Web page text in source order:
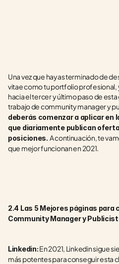
Una vez que hayas terminado de
vitae como tu portfolio profesional,
hacia el tercer y último paso de
trabajo de community manager y
deberás comenzar a aplicar
que diariamente publican
posiciones. A continuación, te
que mejor funcionan en 2021.
2.4 Las 5 Mejores páginas para
Community Manager y
Linkedin: En 2021, Linkedin sigue
más potentes para conseguir esta